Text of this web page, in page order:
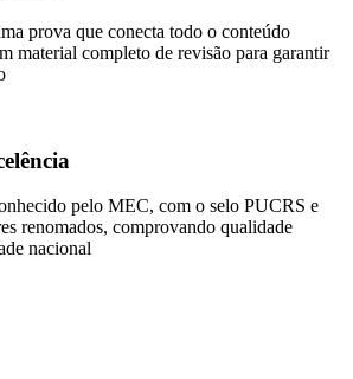
prova que conecta todo o conteúdo
material completo de revisão para garantir
pelo MEC, com o selo PUCRS e
renomados, comprovando qualidade
nacional